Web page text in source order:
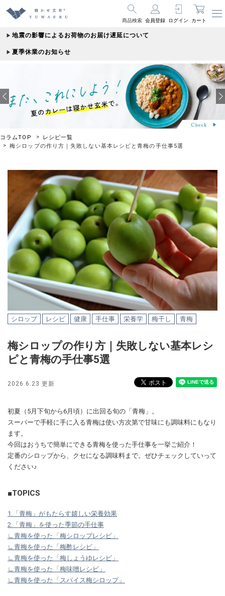
商品検索 会員登録 ログイン カート
地震の影響によるお荷物のお届け遅延について
夏季休業のお知らせ
コラムTOP
レシピ一覧
梅シロップの作り方｜失敗しない基本レシピと青梅の手仕事5選
シロップ レシピ 健康 手仕事 栄養学 梅干し 青梅
梅シロップの作り方｜失敗しない基本レシ
ピと青梅の手仕事5選
2026.6.23 更新
初夏（5月下旬から6月頃）に出回る旬の「青梅」。
スーパーで手軽に手に入る青梅は使い方次第で甘味にも調味料にもなり
ます。
今回はおうちで簡単にできる青梅を使った手仕事を一挙ご紹介！
定番のシロップから、クセになる調味料まで。ぜひチェックしていって
ください♪
■TOPICS
1.「青梅」がもたらす嬉しい栄養効果
2.「青梅」を使った季節の手仕事
∟青梅を使った「梅シロップレシピ」
∟青梅を使った「梅酢レシピ」
∟青梅を使った「梅しょうゆレシピ」
∟青梅を使った「梅味噌レシピ」
∟青梅を使った「スパイス梅シロップ」